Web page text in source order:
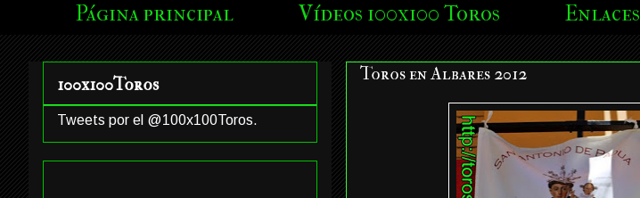
Página principal Vídeos 100x100 Toros Enlaces
Toros en Albares 2012
100x100Toros
Tweets por el @100x100Toros.